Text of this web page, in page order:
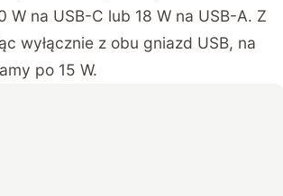
W na USB-C lub 18 W na USB-A. Z
wyłącznie z obu gniazd USB, na
po 15 W.